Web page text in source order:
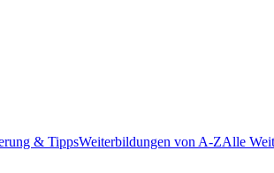
& TippsWeiterbildungen von A-ZAlle